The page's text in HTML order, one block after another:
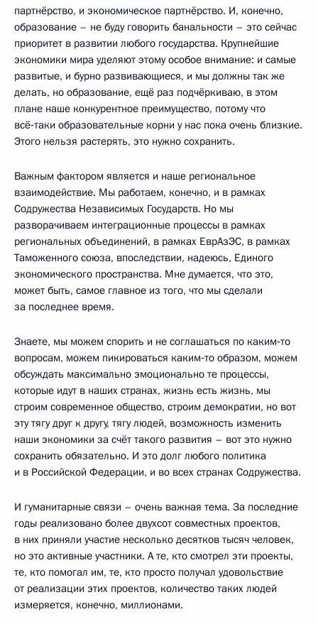
партнёрство, и экономическое партнёрство. И, конечно,
образование – не буду говорить банальности – это сейчас
приоритет в развитии любого государства. Крупнейшие
экономики мира уделяют этому особое внимание: и самые
развитые, и бурно развивающиеся, и мы должны так же
делать, но образование, ещё раз подчёркиваю, в этом
плане наше конкурентное преимущество, потому что
всё‑таки образовательные корни у нас пока очень близкие.
Этого нельзя растерять, это нужно сохранить.
Важным фактором является и наше региональное
взаимодействие. Мы работаем, конечно, и в рамках
Содружества Независимых Государств. Но мы
разворачиваем интеграционные процессы в рамках
региональных объединений, в рамках ЕврАзЭС, в рамках
Таможенного союза, впоследствии, надеюсь, Единого
экономического пространства. Мне думается, что это,
может быть, самое главное из того, что мы сделали
за последнее время.
Знаете, мы можем спорить и не соглашаться по каким‑то
вопросам, можем пикироваться каким‑то образом, можем
обсуждать максимально эмоционально те процессы,
которые идут в наших странах, жизнь есть жизнь, мы
строим современное общество, строим демократии, но вот
эту тягу друг к другу, тягу людей, возможность изменить
наши экономики за счёт такого развития – вот это нужно
сохранить обязательно. И это долг любого политика
и в Российской Федерации, и во всех странах Содружества.
И гуманитарные связи – очень важная тема. За последние
годы реализовано более двухсот совместных проектов,
в них приняли участие несколько десятков тысяч человек,
но это активные участники. А те, кто смотрел эти проекты,
те, кто помогал им, те, кто просто получал удовольствие
от реализации этих проектов, количество таких людей
измеряется, конечно, миллионами.